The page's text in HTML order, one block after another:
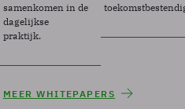
samenkomen in de
dagelijkse
praktijk.
MEER WHITEPAPERS